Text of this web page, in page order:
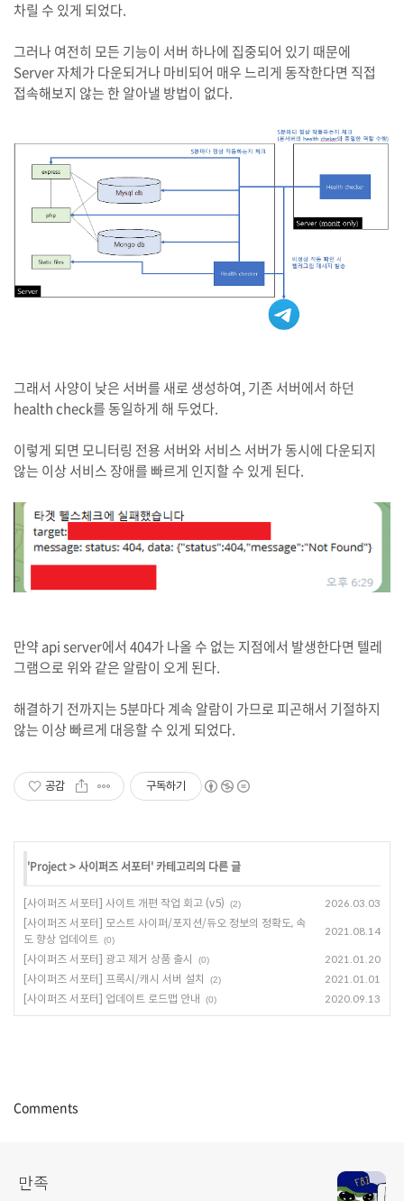
차릴 수 있게 되었다.
그러나 여전히 모든 기능이 서버 하나에 집중되어 있기 때문에
Server 자체가 다운되거나 마비되어 매우 느리게 동작한다면 직접
접속해보지 않는 한 알아낼 방법이 없다.
그래서 사양이 낮은 서버를 새로 생성하여, 기존 서버에서 하던
health check를 동일하게 해 두었다.
이렇게 되면 모니터링 전용 서버와 서비스 서버가 동시에 다운되지
않는 이상 서비스 장애를 빠르게 인지할 수 있게 된다.
만약 api server에서 404가 나올 수 없는 지점에서 발생한다면 텔레
그램으로 위와 같은 알람이 오게 된다.
해결하기 전까지는 5분마다 계속 알람이 가므로 피곤해서 기절하지
않는 이상 빠르게 대응할 수 있게 되었다.
공감 구독하기
'Project>사이퍼즈 서포터' 카테고리의 다른 글
[사이퍼즈 서포터] 사이트 개편 작업 회고 (v5) (2) 2026.03.03
[사이퍼즈 서포터] 모스트 사이퍼/포지션/듀오 정보의 정확도, 속
도 향상 업데이트 (0)
2021.08.14
[사이퍼즈 서포터] 광고 제거 상품 출시 (0) 2021.01.20
[사이퍼즈 서포터] 프록시/캐시 서버 설치 (2) 2021.01.01
[사이퍼즈 서포터] 업데이트 로드맵 안내 (0) 2020.09.13
Comments
만족